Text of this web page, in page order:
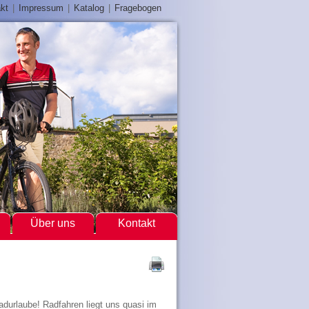
Radfahren liegt uns quasi im
Impressum Katalog Fragebogen
Über uns Kontakt